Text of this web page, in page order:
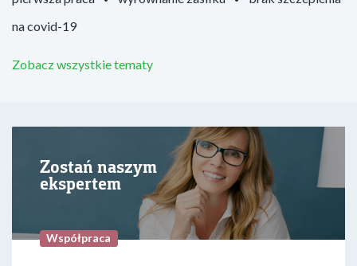
na covid-19
Zobacz wszystkie tematy
Zostań naszym
ekspertem
Współpraca